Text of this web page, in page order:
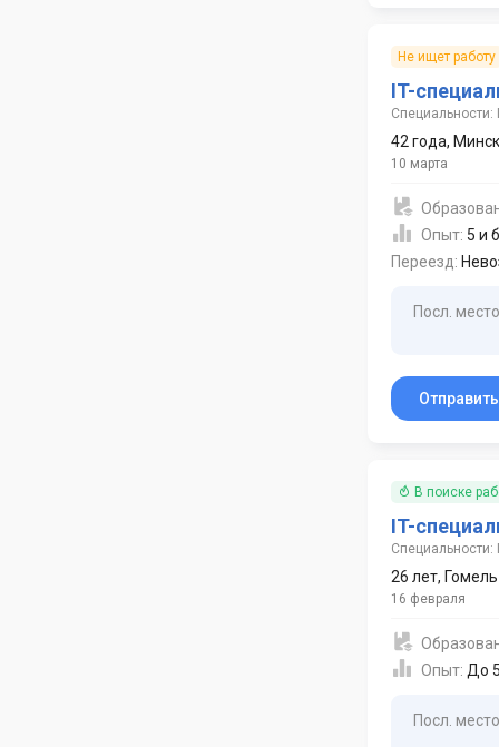
Не ищет работу
IT-
Специальности:
42 года, Минск
10 марта
Опыт: 5 и
Переезд:
Посл.
В поиске
IT-
Специальности:
26 лет, Гомель
16 февраля
Опыт: До
Посл.